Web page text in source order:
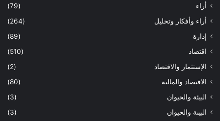
أراء
(79)
أراء وأفكار وتحليل
(264)
إدارة
(89)
اقتصاد
(510)
الإستثمار والاقتصاد
(2)
الاقتصاد والمالية
(80)
البيئة والحيوان
(3)
البيىة والحيوان
(3)